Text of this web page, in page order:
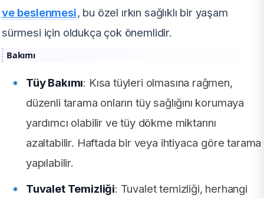
ve beslenmesi, bu özel ırkın sağlıklı bir yaşam
sürmesi için oldukça çok önemlidir.
Bakımı
Tüy Bakımı: Kısa tüyleri olmasına rağmen,
düzenli tarama onların tüy sağlığını korumaya
yardımcı olabilir ve tüy dökme miktarını
azaltabilir. Haftada bir veya ihtiyaca göre tarama
yapılabilir.
Tuvalet Temizliği: Tuvalet temizliği, herhangi